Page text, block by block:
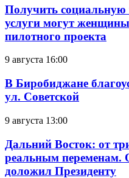
Получить социальную
услуги могут
пилотного проекта
9 августа 16:00
В Биробиджане
ул. Советской
9 августа 13:00
Дальний Восток: от
реальным
доложил Президенту